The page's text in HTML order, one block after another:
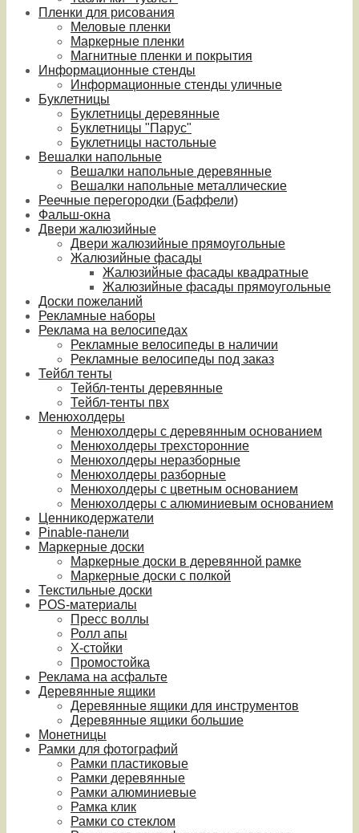
Пленки для рисования
Меловые пленки
Маркерные пленки
Магнитные пленки и покрытия
Информационные стенды
Информационные стенды уличные
Буклетницы
Буклетницы деревянные
Буклетницы "Парус"
Буклетницы настольные
Вешалки напольные
Вешалки напольные деревянные
Вешалки напольные металлические
Реечные перегородки (Баффели)
Фальш-окна
Двери жалюзийные
Двери жалюзийные прямоугольные
Жалюзийные фасады
Жалюзийные фасады квадратные
Жалюзийные фасады прямоугольные
Доски пожеланий
Рекламные наборы
Реклама на велосипедах
Рекламные велосипеды в наличии
Рекламные велосипеды под заказ
Тейбл тенты
Тейбл-тенты деревянные
Тейбл-тенты пвх
Менюхолдеры
Менюхолдеры с деревянным основанием
Менюхолдеры трехсторонние
Менюхолдеры неразборные
Менюхолдеры разборные
Менюхолдеры с цветным основанием
Менюхолдеры с алюминиевым основанием
Ценникодержатели
Pinable-панели
Маркерные доски
Маркерные доски в деревянной рамке
Маркерные доски с полкой
Текстильные доски
POS-материалы
Пресс воллы
Ролл апы
Х-стойки
Промостойка
Реклама на асфальте
Деревянные ящики
Деревянные ящики для инструментов
Деревянные ящики большие
Монетницы
Рамки для фотографий
Рамки пластиковые
Рамки деревянные
Рамки алюминиевые
Рамка клик
Рамки со стеклом